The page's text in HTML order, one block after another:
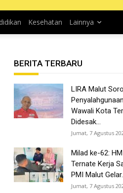
Kesehatan Lainnya
BERITA TERBARU
LIRA Malut
Wawali Kota
Didesak...
Jumat, 7 Agustus
Milad ke-62:
Ternate Kerja
PMI Malut
Jumat, 7 Agustus